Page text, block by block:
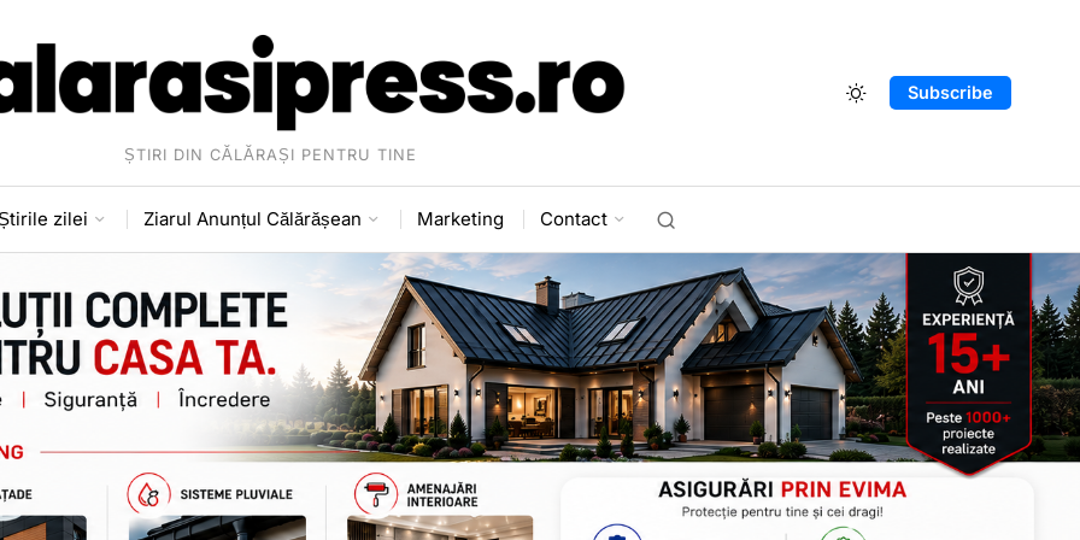
ȘTIRI DIN CĂLĂRAȘI PENTRU TINE
Subscribe
zilei Ziarul Anunțul Călărășean Marketing Contact